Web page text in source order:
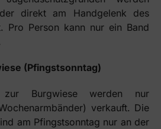
direkt am Handgelenk des
Pro Person kann nur ein Band
(Pfingstsonntag)
Burgwiese werden nur
verkauft. Die
am Pfingstsonntag nur an der